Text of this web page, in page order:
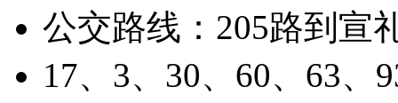
公交路线：205路到宣
17、3、30、60、63、